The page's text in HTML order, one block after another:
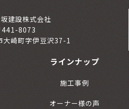
建設株式会社
441-8073
大崎町字伊豆沢37-1
ラインナップ
施工事例
オーナー様の声